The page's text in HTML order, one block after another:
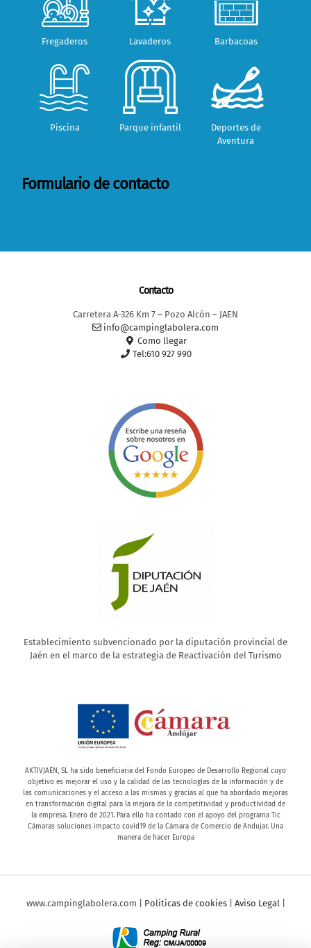
- Como llegar -
Fregaderos Lavaderos Barbacoas
Piscina Parque infantil
Deportes de
Aventura
Formulario de contacto
Contacto
Carretera A-326 Km 7 – Pozo Alcón – JAEN
info@campinglabolera.com
Como llegar
Tel:610 927 990
Establecimiento subvencionado por la diputación provincial de
Jaén en el marco de la estrategia de Reactivación del Turismo
AKTIVJAÉN, SL ha sido beneficiaria del Fondo Europeo de Desarrollo Regional cuyo
objetivo es mejorar el uso y la calidad de las tecnologías de la información y de
las comunicaciones y el acceso a las mismas y gracias al que ha abordado mejoras
en transformación digital para la mejora de la competitividad y productividad de
la empresa. Enero de 2021. Para ello ha contado con el apoyo del programa Tic
Cámaras soluciones impacto covid19 de la Cámara de Comercio de Andujar. Una
manera de hacer Europa
www.campinglabolera.com | Politicas de cookies| Aviso Legal